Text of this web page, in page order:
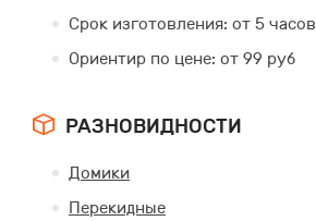
Срок изготовления: от 5 часов
Ориентир по цене: от 99 руб
РАЗНОВИДНОСТИ
Домики
Перекидные